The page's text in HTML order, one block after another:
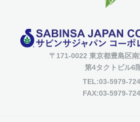
〒171-0022 東京都豊島区
第4タクトビル6
TEL:03-5979-
FAX:03-5979-